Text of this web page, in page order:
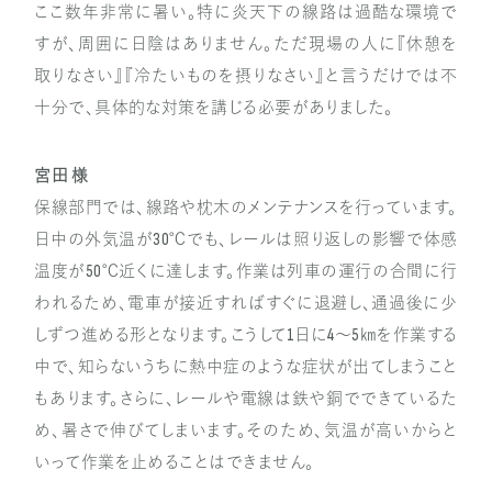
ここ数年非常に暑い。特に炎天下の線路は過酷な環境で
すが、周囲に日陰はありません。ただ現場の人に『休憩を
取りなさい』『冷たいものを摂りなさい』と言うだけでは不
十分で、具体的な対策を講じる必要がありました。
宮田 様
保線部門では、線路や枕木のメンテナンスを行っています。
日中の外気温が30℃でも、レールは照り返しの影響で体感
温度が50℃近くに達します。作業は列車の運行の合間に行
われるため、電車が接近すればすぐに退避し、通過後に少
しずつ進める形となります。こうして1日に4〜5㎞を作業する
中で、知らないうちに熱中症のような症状が出てしまうこと
もあります。さらに、レールや電線は鉄や銅でできているた
め、暑さで伸びてしまいます。そのため、気温が高いからと
いって作業を止めることはできません。